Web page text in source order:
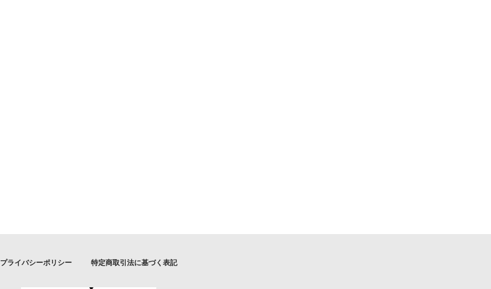
プライバシーポリシー 特定商取引法に基づく表記